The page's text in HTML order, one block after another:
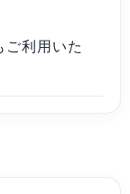
ご利用いた